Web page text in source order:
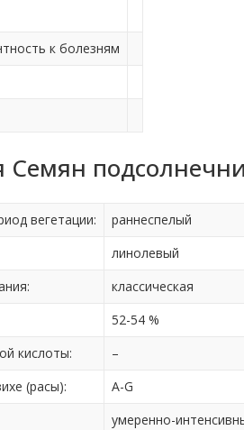
к болезням
вегетации:
раннеспелый
линолевый
классическая
52-54 %
кислоты:
–
(расы):
A-G
умеренно-